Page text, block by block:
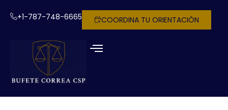
+1-787-748-6665 COORDINA TU ORIENTACIÓN